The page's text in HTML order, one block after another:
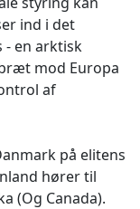
ind i det
- en arktisk
mod Europa
af
på elitens
hører til
(Og Canada).